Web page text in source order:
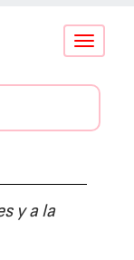
Conmutar
y a la